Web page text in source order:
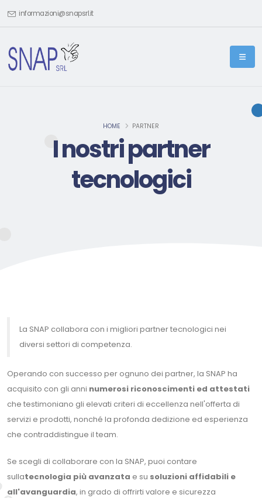
informazioni@snapsrl.it
HOME PARTNER
I nostri partner
tecnologici
La SNAP collabora con i migliori partner tecnologici nei
diversi settori di competenza.
Operando con successo per ognuno dei partner, la SNAP ha
acquisito con gli anni numerosi riconoscimenti ed attestati
che testimoniano gli elevati criteri di eccellenza nell'offerta di
servizi e prodotti, nonché la profonda dedizione ed esperienza
che contraddistingue il team.
Se scegli di collaborare con la SNAP, puoi contare
sullatecnologia più avanzata e su soluzioni affidabili e
all'avanguardia, in grado di offrirti valore e sicurezza